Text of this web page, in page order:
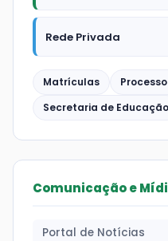
Rede Privada
Matrículas
Secretaria de Educação
Comunicação e
Portal de Notícias